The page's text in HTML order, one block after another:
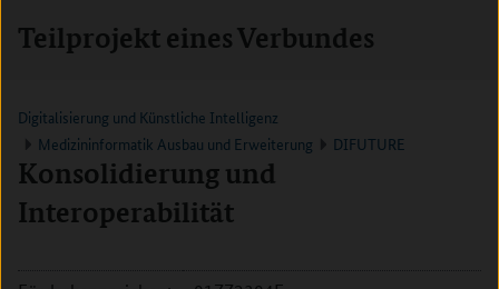
Teilprojekt eines Verbundes
Digitalisierung und Künstliche Intelligenz
Medizininformatik Ausbau und Erweiterung
DIFUTURE
Konsolidierung und
Interoperabilität